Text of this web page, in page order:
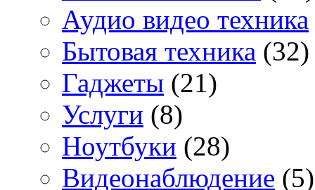
Аудио видео техника
Бытовая техника (32)
Гаджеты (21)
Услуги (8)
Ноутбуки (28)
Видеонаблюдение (5)